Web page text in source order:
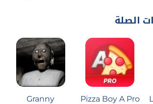
الصلة
Pizza Boy A Pro
Granny